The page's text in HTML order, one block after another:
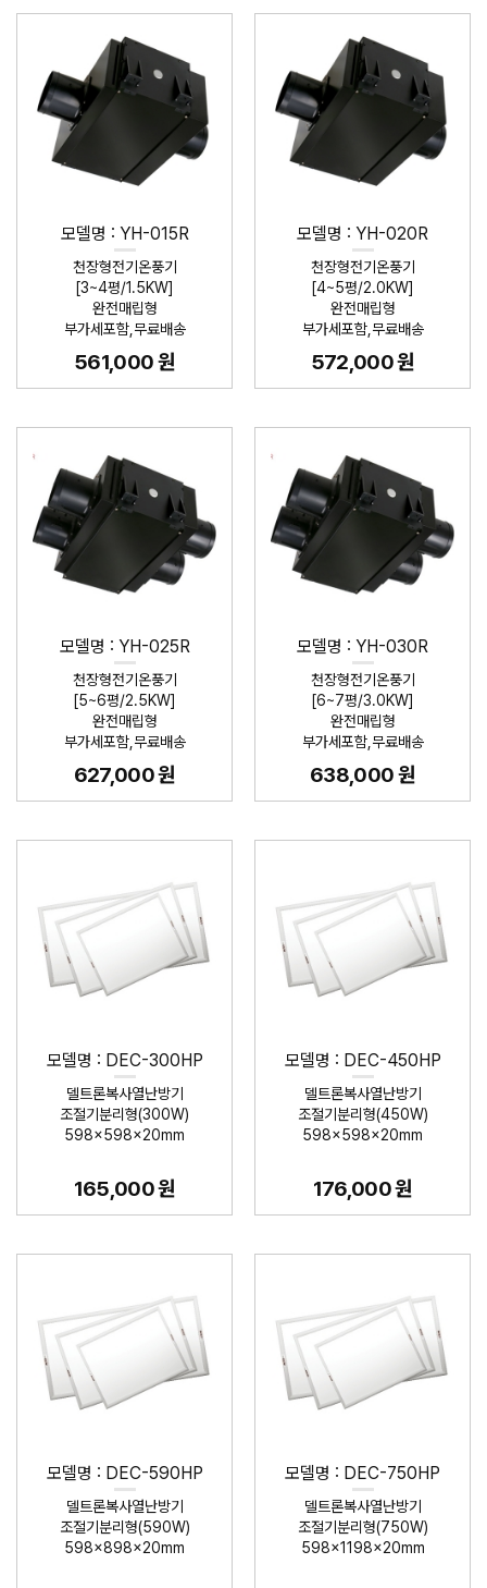
모델명 : YH-015R
천장형전기온풍기
[3~4평/1.5KW]
완전매립형
부가세포함,무료배송
561,000 원
모델명 : YH-020R
천장형전기온풍기
[4~5평/2.0KW]
완전매립형
부가세포함,무료배송
572,000 원
모델명 : YH-025R
천장형전기온풍기
[5~6평/2.5KW]
완전매립형
부가세포함,무료배송
627,000 원
모델명 : YH-030R
천장형전기온풍기
[6~7평/3.0KW]
완전매립형
부가세포함,무료배송
638,000 원
모델명 : DEC-300HP
델트론복사열난방기
조절기분리형(300W)
598×598×20mm
165,000 원
모델명 : DEC-450HP
델트론복사열난방기
조절기분리형(450W)
598×598×20mm
176,000 원
모델명 : DEC-590HP
델트론복사열난방기
조절기분리형(590W)
598×898×20mm
모델명 : DEC-750HP
델트론복사열난방기
조절기분리형(750W)
598×1198×20mm